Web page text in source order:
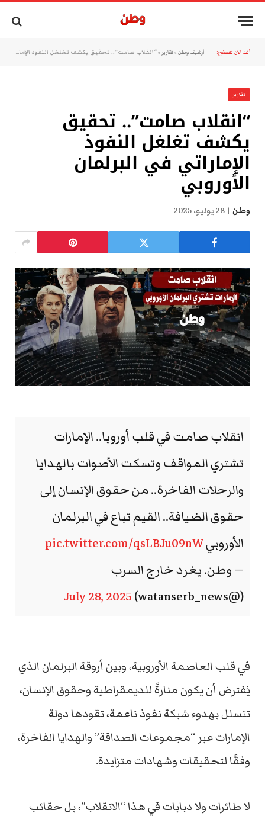
أنت الآن تتصفح: أرشيف وطن » تقارير »“انقلاب صامت”.. تحقيق يكشف تغلغل النفوذ الإماراتي في البرلمان الأوروبي
تقارير
“انقلاب صامت”.. تحقيق
يكشف تغلغل النفوذ
الإماراتي في البرلمان
الأوروبي
وطن 28 يوليو، 2025
انقلاب صامت في قلب أوروبا.. الإمارات
تشتري المواقف وتسكت الأصوات بالهدايا
والرحلات الفاخرة.. من حقوق الإنسان إلى
حقوق الضيافة.. القيم تباع في البرلمان
الأوروبيpic.twitter.com/qsLBJu09nW
— وطن. يغرد خارج السرب
(@watanserb_news)
July 28, 2025
في قلب العاصمة الأوروبية، وبين أروقة البرلمان الذي
يُفترض أن يكون منارةً للديمقراطية وحقوق الإنسان،
تتسلل بهدوء شبكة نفوذ ناعمة، تقودها دولة
الإمارات عبر “مجموعات الصداقة” والهدايا الفاخرة،
وفقًا لتحقيقات وشهادات متزايدة.
لا طائرات ولا دبابات في هذا “الانقلاب”، بل حقائب